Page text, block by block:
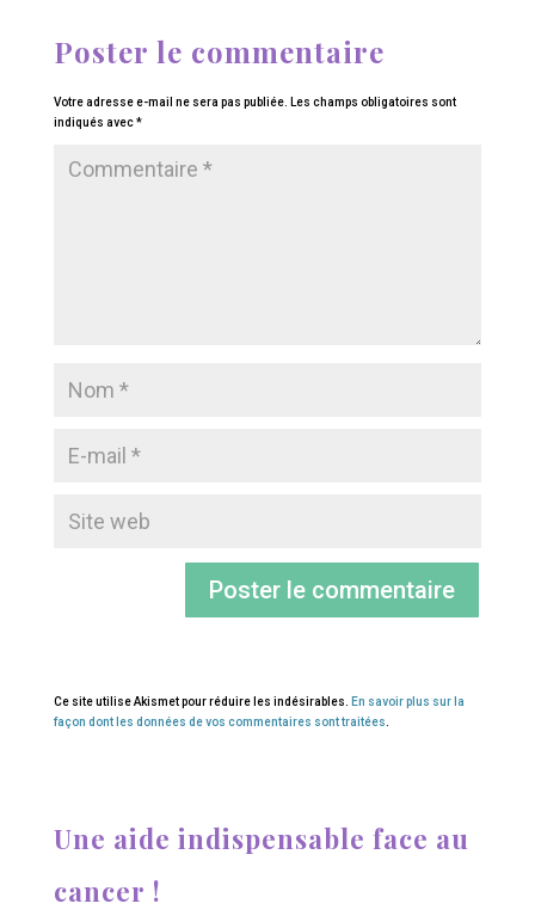
Poster le commentaire
Votre adresse e-mail ne sera pas publiée.
Les champs obligatoires sont
indiqués avec*
Ce site utilise Akismet pour réduire les indésirables.
En savoir plus sur la
façon dont les données de vos commentaires sont traitées
Une aide indispensable face au
cancer !